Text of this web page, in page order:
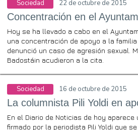
Sociedad 22 de octubre de 2015
Concentración en el
Hoy se ha llevado a cabo en el
una concentración de apoyo a la
denunció un caso de agresión sexual.
Badostáin acudieron a la cita.
Sociedad 16 de octubre de 2015
La columnista Pili Yoldi en
En el Diario de Noticias de hoy aparece
firmado por la periodista Pili Yoldi que